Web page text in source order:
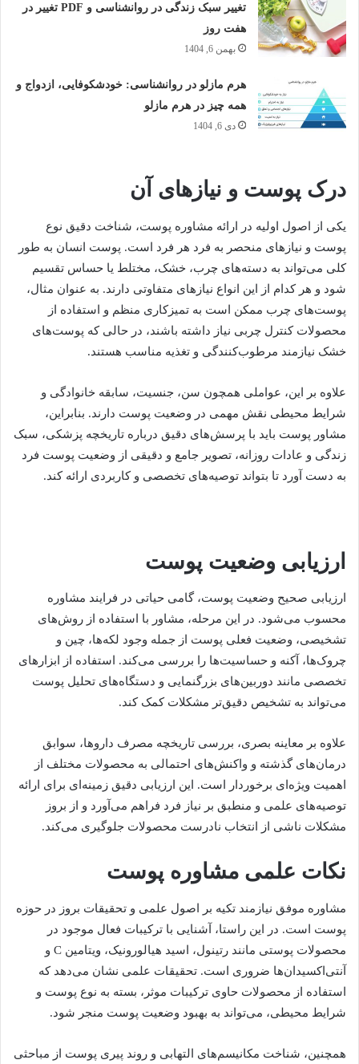
تغییر سبک زندگی در روانشناسی و PDF تغییر در
هفت روز
بهمن 6, 1404
هرم مازلو در روانشناسی: خودشکوفایی، ازدواج و
همه چیز در هرم مازلو
دی 6, 1404
درک پوست و نیازهای آن
یکی از اصول اولیه در ارائه مشاوره پوست، شناخت دقیق نوع
پوست و نیازهای منحصر به فرد هر فرد است. پوست انسان به طور
کلی می‌تواند به دسته‌های چرب، خشک، مختلط یا حساس تقسیم
شود و هر کدام از این انواع نیازهای متفاوتی دارند. به عنوان مثال،
پوست‌های چرب ممکن است به تمیزکاری منظم و استفاده از
محصولات کنترل چربی نیاز داشته باشند، در حالی که پوست‌های
خشک نیازمند مرطوب‌کنندگی و تغذیه مناسب هستند.
علاوه بر این، عواملی همچون سن، جنسیت، سابقه خانوادگی و
شرایط محیطی نقش مهمی در وضعیت پوست دارند. بنابراین،
مشاور پوست باید با پرسش‌های دقیق درباره تاریخچه پزشکی، سبک
زندگی و عادات روزانه، تصویر جامع و دقیقی از وضعیت پوست فرد
به دست آورد تا بتواند توصیه‌های تخصصی و کاربردی ارائه کند.
ارزیابی وضعیت پوست
ارزیابی صحیح وضعیت پوست، گامی حیاتی در فرایند مشاوره
محسوب می‌شود. در این مرحله، مشاور با استفاده از روش‌های
تشخیصی، وضعیت فعلی پوست از جمله وجود لکه‌ها، چین و
چروک‌ها، آکنه و حساسیت‌ها را بررسی می‌کند. استفاده از ابزارهای
تخصصی مانند دوربین‌های بزرگنمایی و دستگاه‌های تحلیل پوست
می‌تواند به تشخیص دقیق‌تر مشکلات کمک کند.
علاوه بر معاینه بصری، بررسی تاریخچه مصرف داروها، سوابق
درمان‌های گذشته و واکنش‌های احتمالی به محصولات مختلف از
اهمیت ویژه‌ای برخوردار است. این ارزیابی دقیق زمینه‌ای برای ارائه
توصیه‌های علمی و منطبق بر نیاز فرد فراهم می‌آورد و از بروز
مشکلات ناشی از انتخاب نادرست محصولات جلوگیری می‌کند.
نکات علمی مشاوره پوست
مشاوره موفق نیازمند تکیه بر اصول علمی و تحقیقات بروز در حوزه
پوست است. در این راستا، آشنایی با ترکیبات فعال موجود در
محصولات پوستی مانند رتینول، اسید هیالورونیک، ویتامین C و
آنتی‌اکسیدان‌ها ضروری است. تحقیقات علمی نشان می‌دهد که
استفاده از محصولات حاوی ترکیبات موثر، بسته به نوع پوست و
شرایط محیطی، می‌تواند به بهبود وضعیت پوست منجر شود.
همچنین، شناخت مکانیسم‌های التهابی و روند پیری پوست از مباحثی